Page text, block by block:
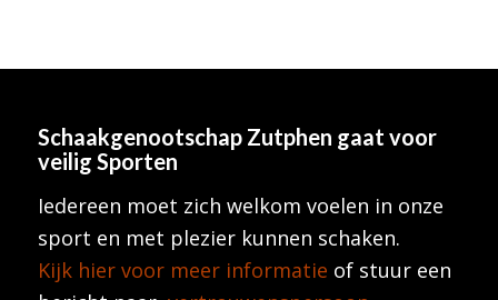
Schaakgenootschap Zutphen gaat voor
veilig Sporten
Iedereen moet zich welkom voelen in onze
sport en met plezier kunnen schaken.
Kijk hier voor meer informatie of stuur een